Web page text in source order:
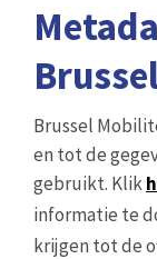
Brussel
en tot de
gebruikt. Klik
informatie te
krijgen tot de